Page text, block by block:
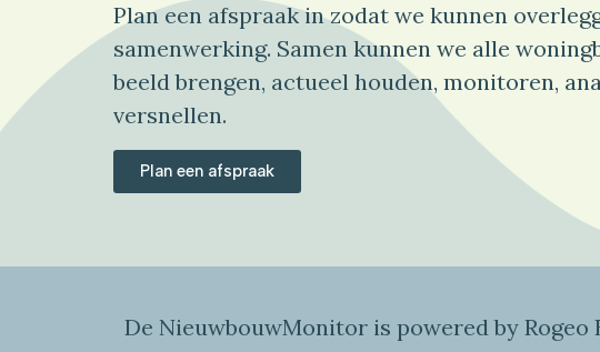
Plan een afspraak in zodat we kunnen
samenwerking. Samen kunnen we alle
beeld brengen, actueel houden, monitoren,
versnellen.
Plan een afspraak
De NieuwbouwMonitor is powered by Rogeo